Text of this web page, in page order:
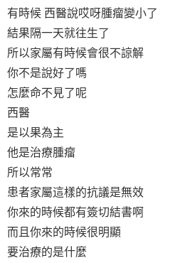
有時候 西醫說哎呀腫瘤變小了
結果隔一天就往生了
所以家屬有時候會很不諒解
你不是說好了嗎
怎麼命不見了呢
西醫
是以果為主
他是治療腫瘤
所以常常
患者家屬這樣的抗議是無效
你來的時候都有簽切結書啊
而且你來的時候很明顯
要治療的是什麼